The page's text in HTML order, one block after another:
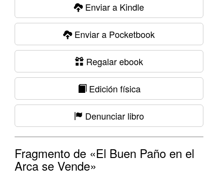
Enviar a Kindle
Enviar a Pocketbook
Regalar ebook
Edición física
Denunciar libro
Fragmento de «El Buen Paño en el
Arca se Vende»